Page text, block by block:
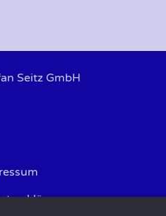
Seitz GmbH